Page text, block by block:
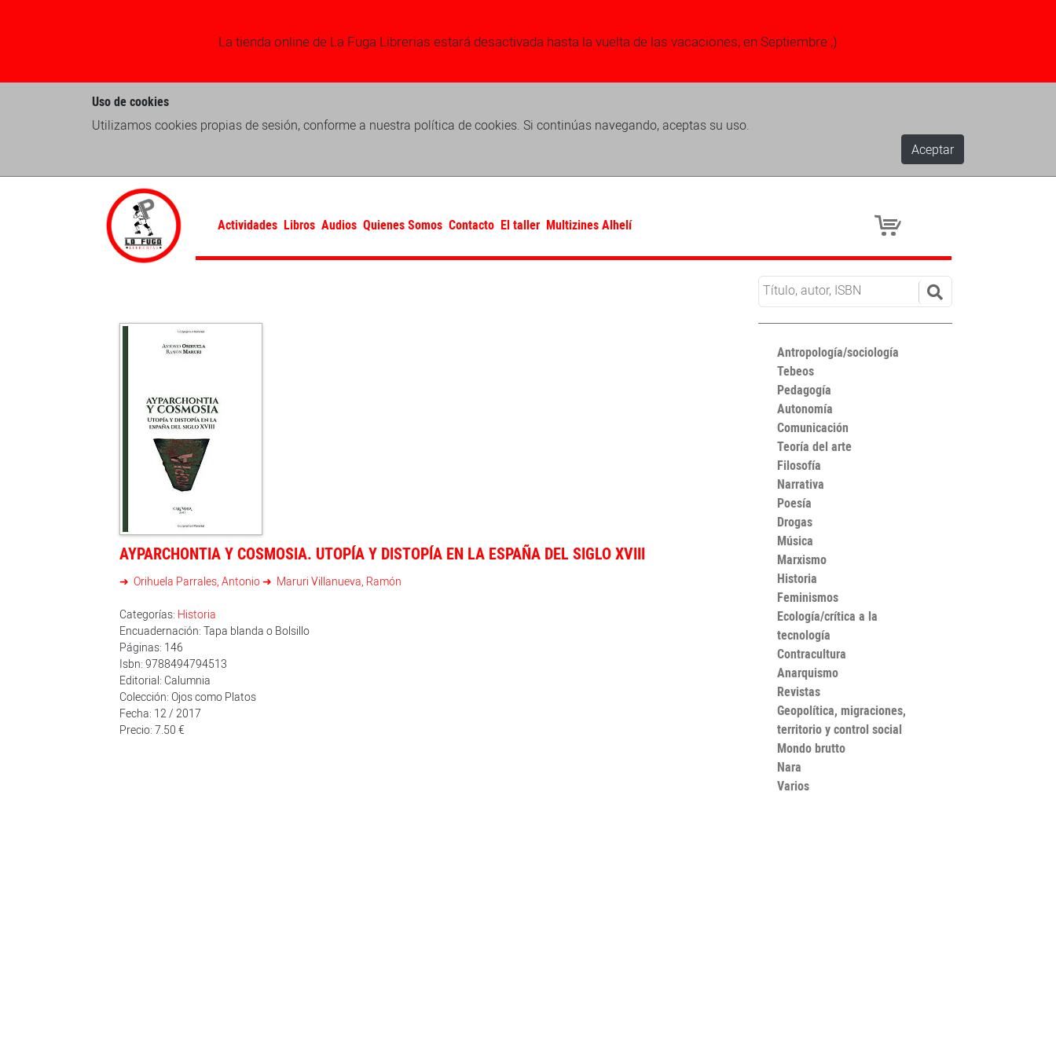
La tienda online de La Fuga Librerias estará desactivada hasta la vuelta de las vacaciones, en Septiembre ;)
Uso de cookies
Utilizamos cookies propias de sesión, conforme a nuestra política de cookies. Si continúas navegando, aceptas su uso.
Aceptar
Actividades Libros Audios Quienes Somos Contacto El taller Multizines Alhelí
AYPARCHONTIA Y COSMOSIA. UTOPÍA Y DISTOPÍA EN LA ESPAÑA DEL SIGLO XVIII
Orihuela Parrales, Antonio Maruri Villanueva, Ramón
Categorías: Historia
Encuadernación: Tapa blanda o Bolsillo
Páginas: 146
Isbn: 9788494794513
Editorial: Calumnia
Colección: Ojos como Platos
Fecha: 12 / 2017
Precio: 7.50 €
Antropología/sociología
Tebeos
Pedagogía
Autonomía
Comunicación
Teoría del arte
Filosofía
Narrativa
Poesía
Drogas
Música
Marxismo
Historia
Feminismos
Ecología/crítica a la
tecnología
Contracultura
Anarquismo
Revistas
Geopolítica, migraciones,
territorio y control social
Mondo brutto
Nara
Varios